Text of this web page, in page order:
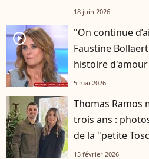
française
18 juin 2026
player2
"On continue
Faustine
histoire
5 mai 2026
Thomas Ramos
trois ans :
de la "petite
15 février 2026